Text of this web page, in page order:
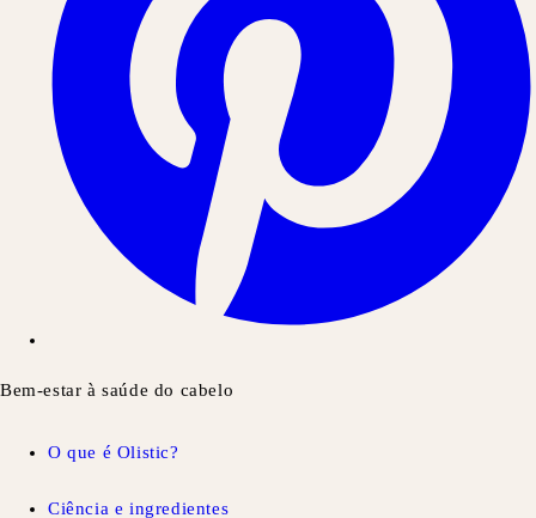
Bem-estar à saúde do cabelo
O que é Olistic?
Ciência e ingredientes